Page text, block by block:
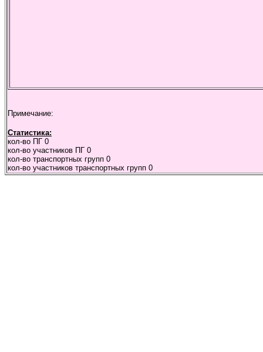
Примечание:
Статистика:
кол-во ПГ 0
кол-во участников ПГ 0
кол-во транспортных групп 0
кол-во участников транспортных групп 0